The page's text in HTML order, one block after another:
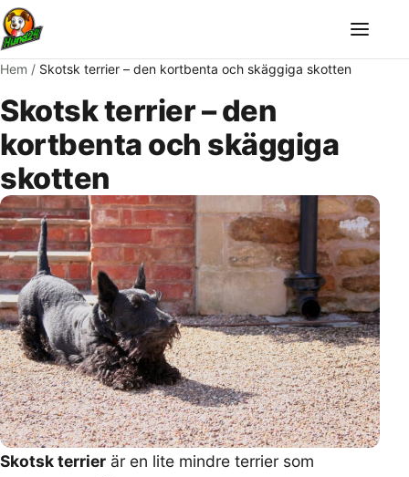
Meny
Hem / Skotsk terrier – den kortbenta och skäggiga skotten
Skotsk terrier – den
kortbenta och skäggiga
skotten
Skotsk terrier är en lite mindre terrier som